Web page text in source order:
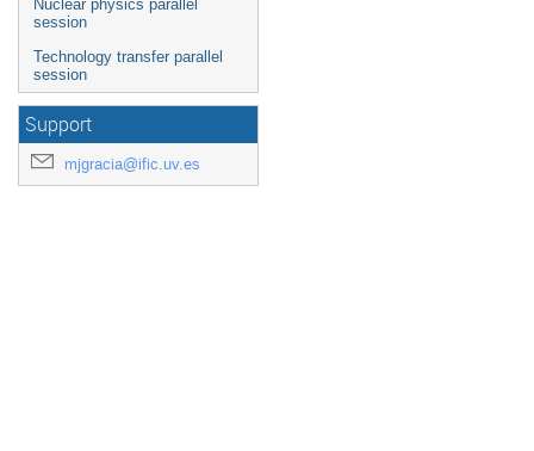
Nuclear physics parallel
session
Technology transfer parallel
session
Support
mjgracia@ific.uv.es